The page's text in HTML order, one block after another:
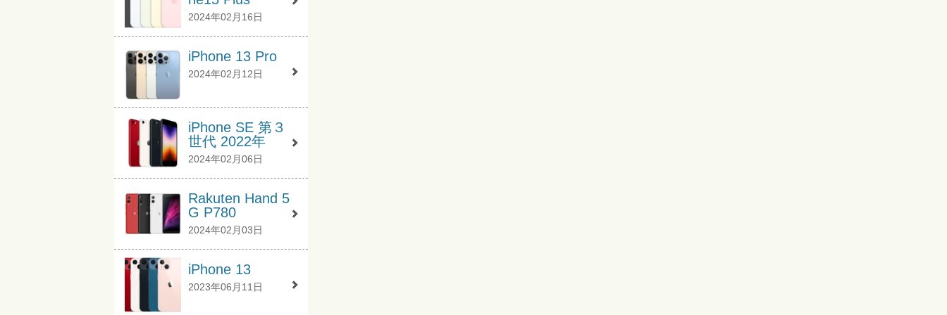
2024年02月16日
iPhone 13 Pro
2024年02月12日
iPhone SE 第３
世代 2022年
2024年02月06日
Rakuten Hand 5
G P780
2024年02月03日
iPhone 13
2023年06月11日